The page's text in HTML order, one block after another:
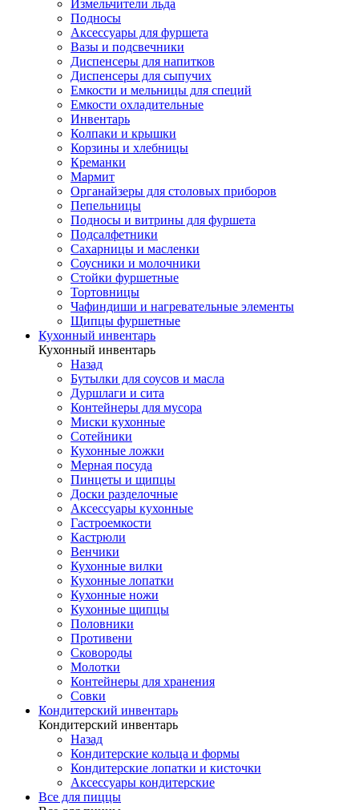
Измельчители льда
Подносы
Аксессуары для фуршета
Вазы и подсвечники
Диспенсеры для напитков
Диспенсеры для сыпучих
Емкости и мельницы для специй
Емкости охладительные
Инвентарь
Колпаки и крышки
Корзины и хлебницы
Креманки
Мармит
Органайзеры для столовых приборов
Пепельницы
Подносы и витрины для фуршета
Подсалфетники
Сахарницы и масленки
Соусники и молочники
Стойки фуршетные
Тортовницы
Чафиндиши и нагревательные элементы
Щипцы фуршетные
Кухонный инвентарь
Кухонный инвентарь
Назад
Бутылки для соусов и масла
Дуршлаги и сита
Контейнеры для мусора
Миски кухонные
Сотейники
Кухонные ложки
Мерная посуда
Пинцеты и щипцы
Доски разделочные
Аксессуары кухонные
Гастроемкости
Кастрюли
Венчики
Кухонные вилки
Кухонные лопатки
Кухонные ножи
Кухонные щипцы
Половники
Противени
Сковороды
Молотки
Контейнеры для хранения
Совки
Кондитерский инвентарь
Кондитерский инвентарь
Назад
Кондитерские кольца и формы
Кондитерские лопатки и кисточки
Аксессуары кондитерские
Все для пиццы